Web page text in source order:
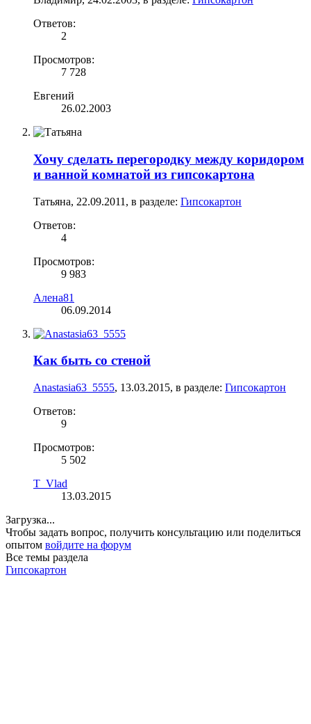
Ответов:
2
Просмотров:
7 728
Евгений
26.02.2003
Хочу сделать перегородку между коридором
и ванной комнатой из гипсокартона
Татьяна, 22.09.2011 , в разделе: Гипсокартон
Ответов:
4
Просмотров:
9 983
Алена81
06.09.2014
Как быть со стеной
Anastasia63_5555, 13.03.2015, в разделе: Гипсокартон
Ответов:
9
Просмотров:
5 502
T_Vlad
13.03.2015
Загрузка...
Чтобы задать вопрос, получить консультацию или поделиться
опытом войдите на форум
Все темы раздела
Гипсокартон